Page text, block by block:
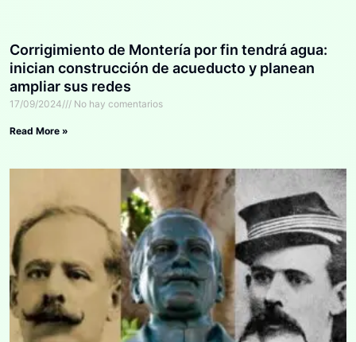
Corrigimiento de Montería por fin tendrá agua:
inician construcción de acueducto y planean
ampliar sus redes
17/09/2024 No hay comentarios
Read More »